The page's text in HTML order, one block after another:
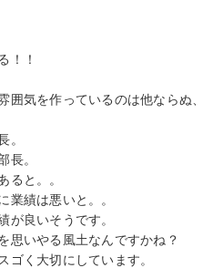
！！
囲気を作っているのは他ならぬ、
。
長。
ると。。
業績は悪いと。。
が良いそうです。
思いやる風土なんですかね？
ゴく大切にしています。